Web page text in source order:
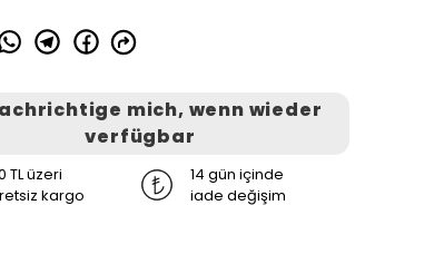
mich, wenn wieder
verfügbar
TL üzeri
kargo
14 gün içinde
iade değişim